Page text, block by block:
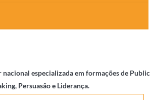
nacional especializada em formações de Public
Persuasão e Liderança.